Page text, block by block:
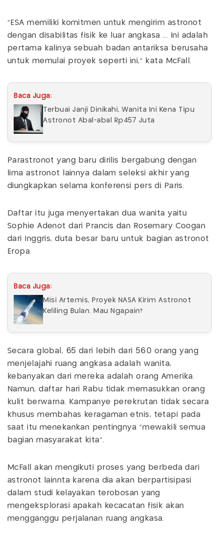
"ESA memiliki komitmen untuk mengirim astronot
dengan disabilitas fisik ke luar angkasa ... Ini adalah
pertama kalinya sebuah badan antariksa berusaha
untuk memulai proyek seperti ini," kata McFall.
Baca Juga:
Terbuai Janji Dinikahi, Wanita Ini Kena Tipu
Astronot Abal-abal Rp457 Juta
Parastronot yang baru dirilis bergabung dengan
lima astronot lainnya dalam seleksi akhir yang
diungkapkan selama konferensi pers di Paris.
Daftar itu juga menyertakan dua wanita yaitu
Sophie Adenot dari Prancis dan Rosemary Coogan
dari Inggris, duta besar baru untuk bagian astronot
Eropa.
Baca Juga:
Misi Artemis, Proyek NASA Kirim Astronot
Keliling Bulan. Mau Ngapain?
Secara global, 65 dari lebih dari 560 orang yang
menjelajahi ruang angkasa adalah wanita,
kebanyakan dari mereka adalah orang Amerika.
Namun, daftar hari Rabu tidak memasukkan orang
kulit berwarna. Kampanye perekrutan tidak secara
khusus membahas keragaman etnis, tetapi pada
saat itu menekankan pentingnya "mewakili semua
bagian masyarakat kita".
McFall akan mengikuti proses yang berbeda dari
astronot lainnta karena dia akan berpartisipasi
dalam studi kelayakan terobosan yang
mengeksplorasi apakah kecacatan fisik akan
mengganggu perjalanan ruang angkasa.